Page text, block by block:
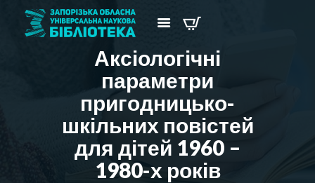
Аксіологічні
параметри
пригодницько-
шкільних повістей
для дітей 1960 –
1980-х років